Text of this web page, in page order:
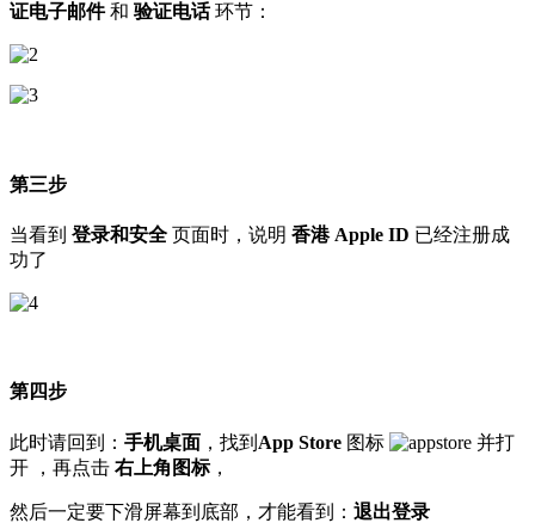
证电子邮件和 验证电话环节：
第三步
当看到 登录和安全 页面时，说明 香港 Apple ID 已经注册成
功了
第四步
此时请回到： 手机桌面 ，找到 App Store 图标
并打
开 ，再点击 右上角图标，
然后一定要下滑屏幕到底部，才能看到： 退出登录